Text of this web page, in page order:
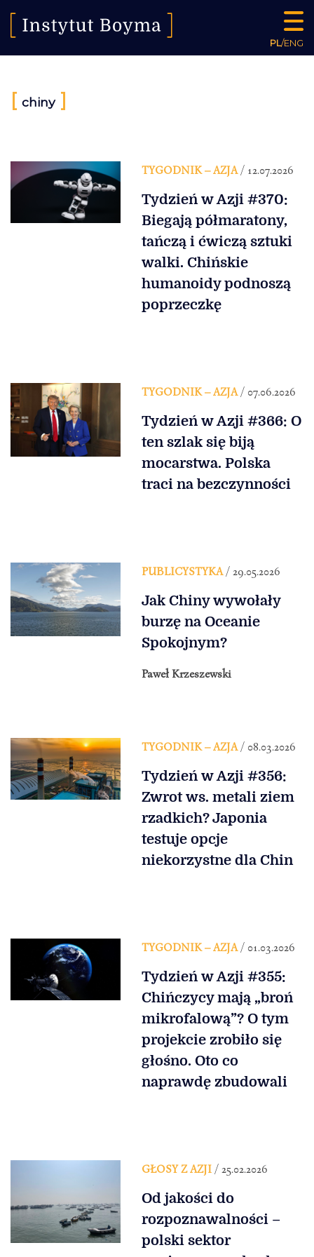
PL/ENG
[ chiny]
TYGODNIK – AZJA/ 12.07.2026
Tydzień w Azji #370:
Biegają półmaratony,
tańczą i ćwiczą sztuki
walki. Chińskie
humanoidy podnoszą
poprzeczkę
TYGODNIK – AZJA/ 07.06.2026
Tydzień w Azji #366: O
ten szlak się biją
mocarstwa. Polska
traci na bezczynności
PUBLICYSTYKA/ 29.05.2026
Jak Chiny wywołały
burzę na Oceanie
Spokojnym?
Paweł Krzeszewski
TYGODNIK – AZJA/ 08.03.2026
Tydzień w Azji #356:
Zwrot ws. metali ziem
rzadkich? Japonia
testuje opcje
niekorzystne dla Chin
TYGODNIK – AZJA/ 01.03.2026
Tydzień w Azji #355:
Chińczycy mają „broń
mikrofalową”? O tym
projekcie zrobiło się
głośno. Oto co
naprawdę zbudowali
GŁOSY Z AZJI/ 25.02.2026
Od jakości do
rozpoznawalności –
polski sektor